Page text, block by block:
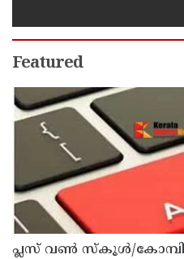
Featured
പ്ലസ് വൺ സ്‌കൂൾ/